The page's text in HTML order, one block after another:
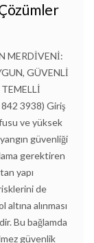
MERDİVENİ:
GÜVENLİ
3938) Giriş
ve yüksek
yangın güvenliği
gerektiren
yapı
de
alınması
Bu bağlamda
güvenlik